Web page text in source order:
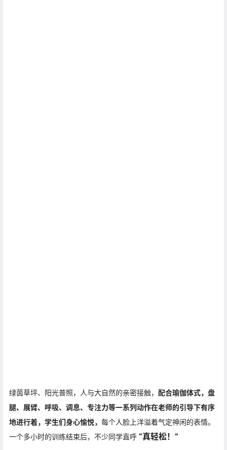
绿茵草坪、阳光普照，人与大自然的亲密接触，配合瑜伽体式，盘